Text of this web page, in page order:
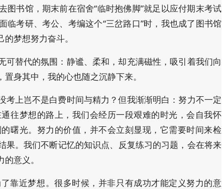
书馆，期末前在宿舍“临时抱佛脚”就足以应付期末考试
考研、考公、考编这个“三岔路口”时，我也成了图书馆
梦想努力奋斗。
可替代的氛围：静谧、柔和，却充满磁性，吸引着我们向
身其中，我的心也随之沉静下来。
考上岂不是白费时间与精力？但我渐渐明白：努力不一定
往梦想的路上，我们会经历一段艰难的时光，会自我怀
曙光。努力的价值，并不会立刻显现，它需要时间来检
果。我们不断记忆的知识点、反复练习的习题，会在将来
意义。
靠近梦想。很多时候，并非只有成功才能定义努力的意